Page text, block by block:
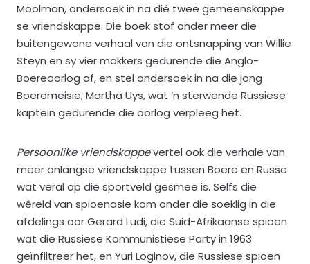
Moolman, ondersoek in na dié twee gemeenskappe
se vriendskappe. Die boek stof onder meer die
buitengewone verhaal van die ontsnapping van Willie
Steyn en sy vier makkers gedurende die Anglo-
Boereoorlog af, en stel ondersoek in na die jong
Boeremeisie, Martha Uys, wat ’n sterwende Russiese
kaptein gedurende die oorlog verpleeg het.
Persoonlike vriendskappevertel ook die verhale van
meer onlangse vriendskappe tussen Boere en Russe
wat veral op die sportveld gesmee is. Selfs die
wêreld van spioenasie kom onder die soeklig in die
afdelings oor Gerard Ludi, die Suid-Afrikaanse spioen
wat die Russiese Kommunistiese Party in 1963
geïnfiltreer het, en Yuri Loginov, die Russiese spioen